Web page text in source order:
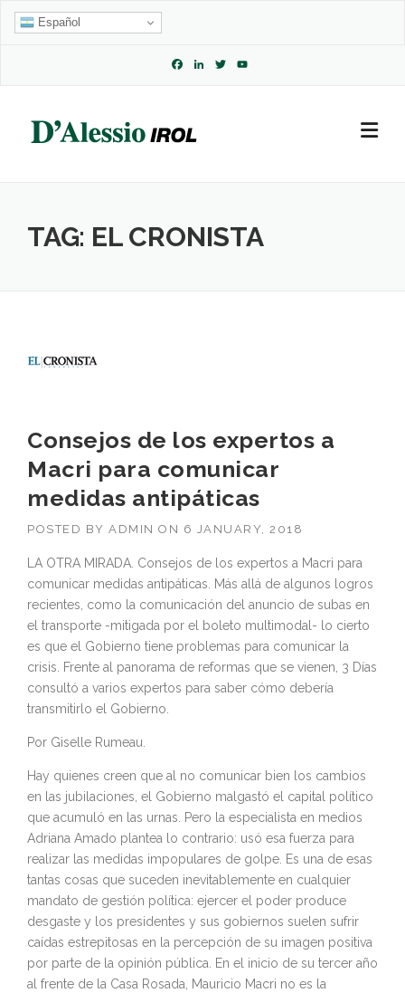
Skip
Español
Facebook
LinkedIn
Twitter
TAG: EL CRONISTA
Consejos de los expertos a
Macri para comunicar
medidas antipáticas
POSTED BY ADMIN ON 6 JANUARY, 2018
LA OTRA MIRADA. Consejos de los expertos a Macri para
comunicar medidas antipáticas. Más allá de algunos logros
recientes, como la comunicación del anuncio de subas en
el transporte -mitigada por el boleto multimodal- lo cierto
es que el Gobierno tiene problemas para comunicar la
crisis. Frente al panorama de reformas que se vienen, 3 Días
consultó a varios expertos para saber cómo debería
transmitirlo el Gobierno.
Por Giselle Rumeau.
Hay quienes creen que al no comunicar bien los cambios
en las jubilaciones, el Gobierno malgastó el capital político
que acumuló en las urnas. Pero la especialista en medios
Adriana Amado plantea lo contrario: usó esa fuerza para
realizar las medidas impopulares de golpe. Es una de esas
tantas cosas que suceden inevitablemente en cualquier
mandato de gestión política: ejercer el poder produce
desgaste y los presidentes y sus gobiernos suelen sufrir
caídas estrepitosas en la percepción de su imagen positiva
por parte de la opinión pública. En el inicio de su tercer año
al frente de la Casa Rosada, Mauricio Macri no es la